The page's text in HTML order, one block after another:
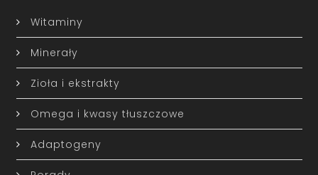
Witaminy
Minerały
Zioła i ekstrakty
Omega i kwasy tłuszczowe
Adaptogeny